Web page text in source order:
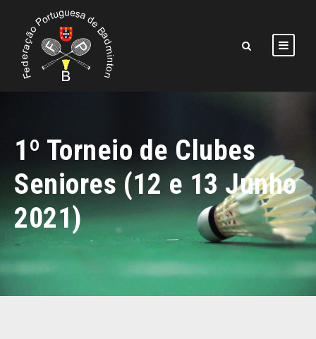
1º Torneio de Clubes
Seniores (12 e 13 Junho
2021)